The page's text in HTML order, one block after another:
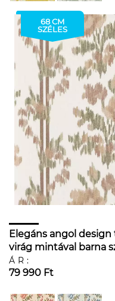
68 CM
SZÉLES
Elegáns angol
virág mintával barna
ÁR:
79 990 Ft